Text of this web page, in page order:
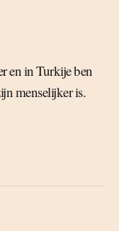
en in Turkije ben
menselijker is.